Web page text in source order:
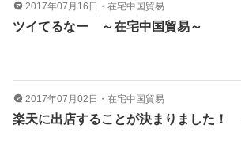
2017年07月16日 ・ 在宅中国貿易
ツイてるなー ～在宅中国貿易～
2017年07月02日 ・ 在宅中国貿易
楽天に出店することが決まりました！